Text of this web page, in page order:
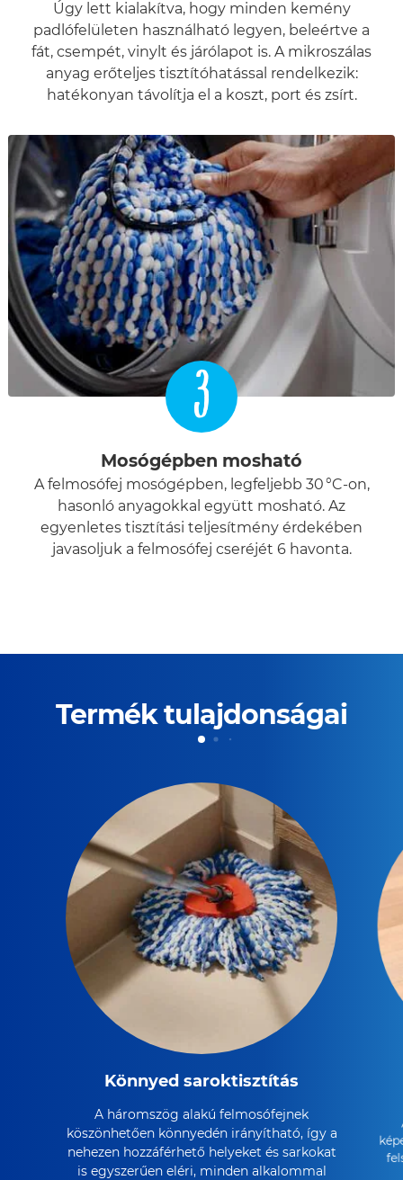
Úgy lett kialakítva, hogy minden kemény
padlófelületen használható legyen, beleértve a
fát, csempét, vinylt és járólapot is. A mikroszálas
anyag erőteljes tisztítóhatással rendelkezik:
hatékonyan távolítja el a koszt, port és zsírt.
3
Mosógépben mosható
A felmosófej mosógépben, legfeljebb 30 °C-on,
hasonló anyagokkal együtt mosható. Az
egyenletes tisztítási teljesítmény érdekében
javasoljuk a felmosófej cseréjét 6 havonta.
Termék tulajdonságai
Könnyed saroktisztítás
A háromszög alakú felmosófejnek
köszönhetően könnyedén irányítható, így a
nehezen hozzáférhető helyeket és sarkokat
is egyszerűen eléri, minden alkalommal